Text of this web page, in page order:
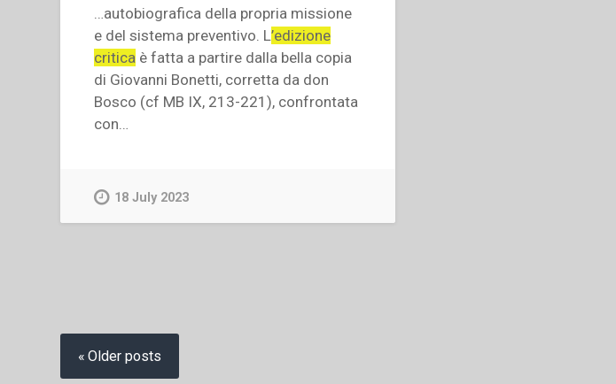
…autobiografica della propria missione
e del sistema preventivo. L’edizione
critica è fatta a partire dalla bella copia
di Giovanni Bonetti, corretta da don
Bosco (cf MB IX, 213-221), confrontata
con…
18 July 2023
Posts
navigation
Older posts